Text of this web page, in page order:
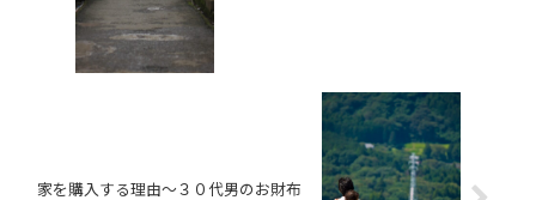
家を購入する理由〜３０代男のお財布